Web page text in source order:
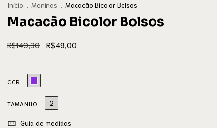
Início Meninas Macacão Bicolor Bolsos
Macacão Bicolor Bolsos
R$149,00 R$49,00
COR
TAMANHO 2
Guia de medidas